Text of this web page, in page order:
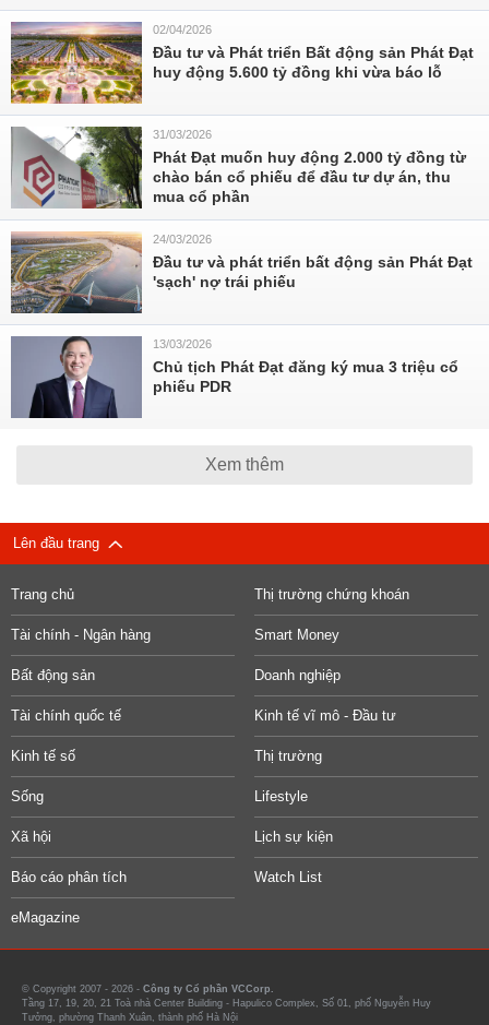
02/04/2026
Đầu tư và Phát triển Bất động sản Phát Đạt
huy động 5.600 tỷ đồng khi vừa báo lỗ
31/03/2026
Phát Đạt muốn huy động 2.000 tỷ đồng từ
chào bán cổ phiếu để đầu tư dự án, thu
mua cổ phần
24/03/2026
Đầu tư và phát triển bất động sản Phát Đạt
'sạch' nợ trái phiếu
13/03/2026
Chủ tịch Phát Đạt đăng ký mua 3 triệu cổ
phiếu PDR
Xem thêm
Lên đầu trang
Trang chủ Thị trường chứng khoán
Tài chính - Ngân hàng Smart Money
Bất động sản Doanh nghiệp
Tài chính quốc tế Kinh tế vĩ mô - Đầu tư
Kinh tế số Thị trường
Sống Lifestyle
Xã hội Lịch sự kiện
Báo cáo phân tích Watch List
eMagazine
© Copyright 2007 - 2026 - Công ty Cổ phần VCCorp.
Tầng 17, 19, 20, 21 Toà nhà Center Building - Hapulico Complex, Số 01, phố Nguyễn Huy
Tưởng, phường Thanh Xuân, thành phố Hà Nội